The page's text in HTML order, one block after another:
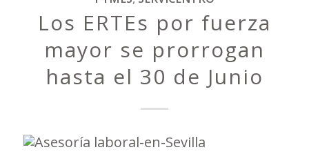
Los ERTEs por fuerza
mayor se prorrogan
hasta el 30 de Junio